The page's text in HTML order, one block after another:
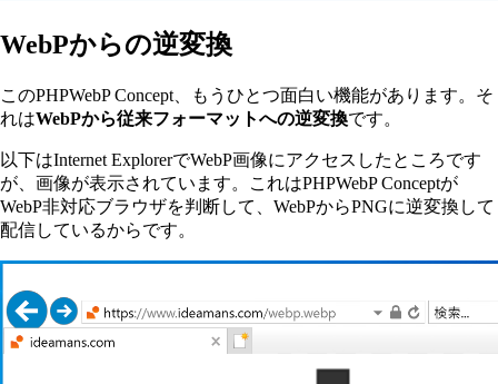
WebPからの逆変換
このPHPWebP Concept、もうひとつ面白い機能があります。そ
れはWebPから従来フォーマットへの逆変換です。
以下はInternet ExplorerでWebP画像にアクセスしたところです
が、画像が表示されています。これはPHPWebP Conceptが
WebP非対応ブラウザを判断して、WebPからPNGに逆変換して
配信しているからです。